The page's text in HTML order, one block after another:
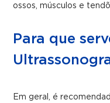
ossos, músculos e
Para que
Em geral, é